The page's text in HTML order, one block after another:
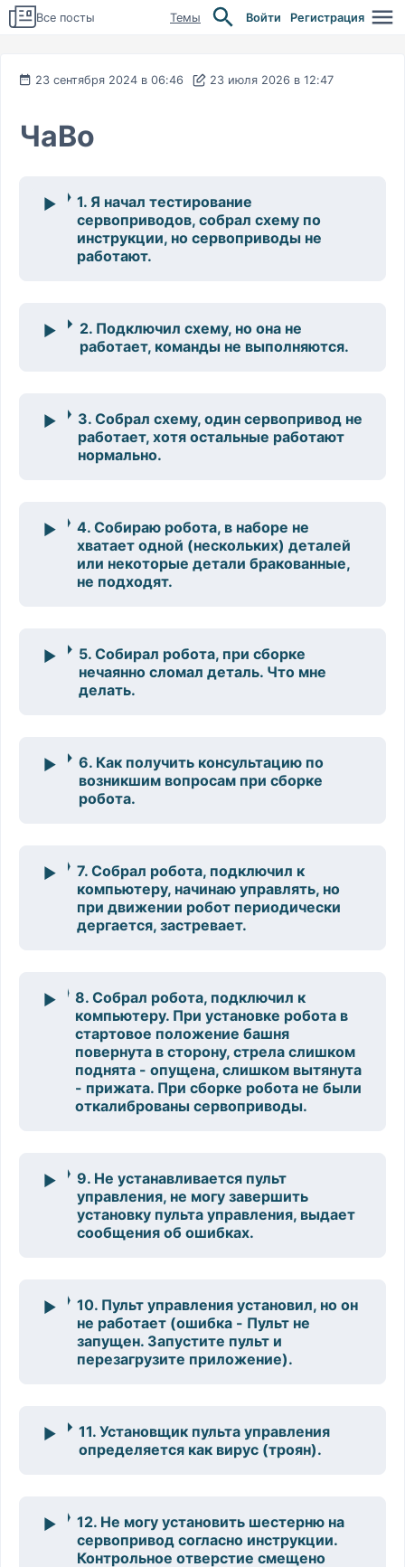
Все посты Темы Войти Регистрация
23 сентября 2024 в 06:46 23 июля 2026 в 12:47
ЧаВо
1. Я начал тестирование
сервоприводов, собрал схему по
инструкции, но сервоприводы не
работают.
2. Подключил схему, но она не
работает, команды не выполняются.
3. Собрал схему, один сервопривод не
работает, хотя остальные работают
нормально.
4. Собираю робота, в наборе не
хватает одной (нескольких) деталей
или некоторые детали бракованные,
не подходят.
5. Собирал робота, при сборке
нечаянно сломал деталь. Что мне
делать.
6. Как получить консультацию по
возникшим вопросам при сборке
робота.
7. Собрал робота, подключил к
компьютеру, начинаю управлять, но
при движении робот периодически
дергается, застревает.
8. Собрал робота, подключил к
компьютеру. При установке робота в
стартовое положение башня
повернута в сторону, стрела слишком
поднята - опущена, слишком вытянута
- прижата. При сборке робота не были
откалиброваны сервоприводы.
9. Не устанавливается пульт
управления, не могу завершить
установку пульта управления, выдает
сообщения об ошибках.
10. Пульт управления установил, но он
не работает (ошибка - Пульт не
запущен. Запустите пульт и
перезагрузите приложение).
11. Установщик пульта управления
определяется как вирус (троян).
12. Не могу установить шестерню на
сервопривод согласно инструкции.
Контрольное отверстие смещено